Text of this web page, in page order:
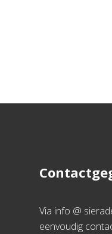
Via info @
eenvoudig